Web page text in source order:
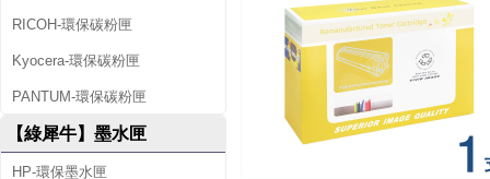
RICOH-環保碳粉匣
Kyocera-環保碳粉匣
PANTUM-環保碳粉匣
【綠犀牛】墨水匣
HP-環保墨水匣